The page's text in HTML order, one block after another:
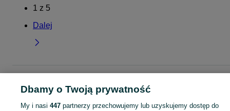
1 z 5
Dalej
Pozostałe - Wielkopolskie
Pozostałe - Jarocin
Dbamy o Twoją prywatność
My i nasi 447partnerzy przechowujemy lub uzyskujemy dostęp do